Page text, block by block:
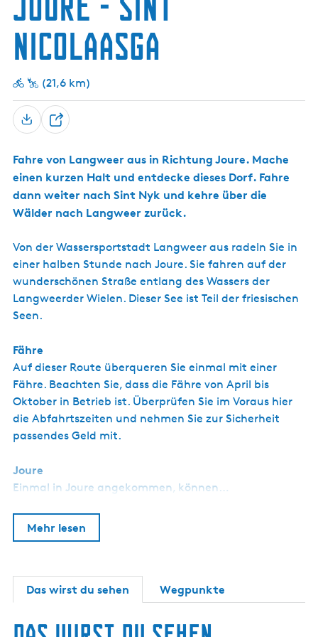
w
a
e
W
)
s
a
K
r
e
m
e
r
Nicolaasga
(21,6 km)
T
i
l
e
n
Fahre von Langweer aus in Richtung Joure. Mache
einen kurzen Halt und entdecke dieses Dorf. Fahre
dann weiter nach Sint Nyk und kehre über die
Wälder nach Langweer zurück.
Von der Wassersportstadt Langweer aus radeln Sie in
einer halben Stunde nach Joure. Sie fahren auf der
wunderschönen Straße entlang des Wassers der
Langweerder Wielen. Dieser See ist Teil der friesischen
Seen.
Fähre
Auf dieser Route überqueren Sie einmal mit einer
Fähre. Beachten Sie, dass die Fähre von April bis
Oktober in Betrieb ist. Überprüfen Sie im Voraus hier
die Abfahrtszeiten und nehmen Sie zur Sicherheit
passendes Geld mit.
Joure
Einmal in Joure angekommen, können…
Mehr lesen
Das wirst du sehen Wegpunkte